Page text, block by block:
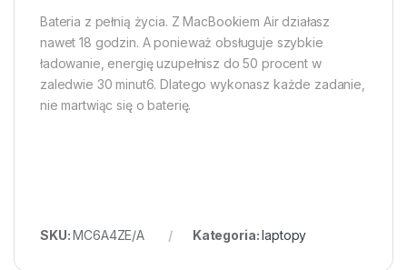
Bateria z pełnią życia. Z MacBookiem Air działasz
nawet 18 godzin. A ponieważ obsługuje szybkie
ładowanie, energię uzupełnisz do 50 procent w
zaledwie 30 minut6. Dlatego wykonasz każde zadanie,
nie martwiąc się o baterię.
SKU:MC6A4ZE/A Kategoria:laptopy